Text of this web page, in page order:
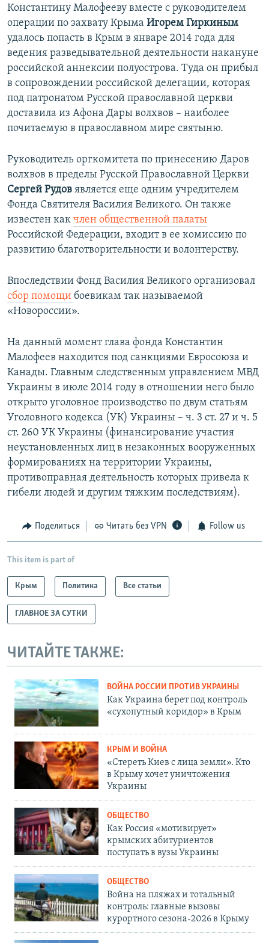
Константину Малофееву вместе с руководителем
операции по захвату Крыма Игорем Гиркиным
удалось попасть в Крым в январе 2014 года для
ведения разведывательной деятельности накануне
российской аннексии полуострова. Туда он прибыл
в сопровождении российской делегации, которая
под патронатом Русской православной церкви
доставила из Афона Дары волхвов – наиболее
почитаемую в православном мире святыню.
Руководитель оргкомитета по принесению Даров
волхвов в пределы Русской Православной Церкви
Сергей Рудов является еще одним учредителем
Фонда Святителя Василия Великого. Он также
известен как член общественной палаты
Российской Федерации, входит в ее комиссию по
развитию благотворительности и волонтерству.
Впоследствии Фонд Василия Великого организовал
сбор помощи боевикам так называемой
«Новороссии».
На данный момент глава фонда Константин
Малофеев находится под санкциями Евросоюза и
Канады. Главным следственным управлением МВД
Украины в июле 2014 году в отношении него было
открыто уголовное производство по двум статьям
Уголовного кодекса (УК) Украины – ч. 3 ст. 27 и ч. 5
ст. 260 УК Украины (финансирование участия
неустановленных лиц в незаконных вооруженных
формированиях на территории Украины,
противоправная деятельность которых привела к
гибели людей и другим тяжким последствиям).
Поделиться Читать без VPN Follow us
This item is part of
Крым Политика Все статьи
ГЛАВНОЕ ЗА СУТКИ
ЧИТАЙТЕ ТАКЖЕ:
ВОЙНА РОССИИ ПРОТИВ УКРАИНЫ
Как Украина берет под контроль
«сухопутный коридор» в Крым
КРЫМ И ВОЙНА
«Стереть Киев с лица земли». Кто
в Крыму хочет уничтожения
Украины
ОБЩЕСТВО
Как Россия «мотивирует»
крымских абитуриентов
поступать в вузы Украины
ОБЩЕСТВО
Война на пляжах и тотальный
контроль: главные вызовы
курортного сезона-2026 в Крыму